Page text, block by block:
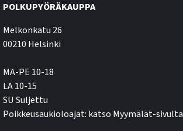
POLKUPYÖRÄKAUPPA
Melkonkatu 26
00210 Helsinki
MA-PE 10-18
LA 10-15
SU Suljettu
Poikkeusaukioloajat: katso Myymälät-sivulta